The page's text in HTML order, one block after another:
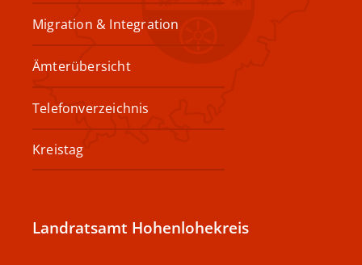
Migration & Integration
Ämterübersicht
Telefonverzeichnis
Kreistag
Landratsamt Hohenlohekreis